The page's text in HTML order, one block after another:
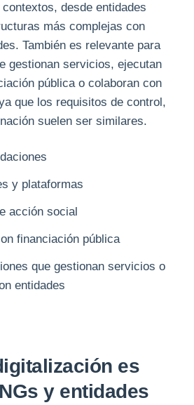
desde entidades
más complejas con
También es relevante para
gestionan servicios, ejecutan
pública o colaboran con
que los requisitos de control,
suelen ser similares.
y plataformas
acción social
financiación pública
que gestionan servicios o
entidades
es
y entidades